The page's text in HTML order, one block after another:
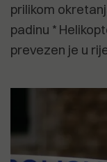
prilikom
padinu *
prevezen je u